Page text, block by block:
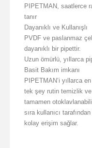
PIPETMAN, saatlerce
tanır
Dayanıklı ve Kullanışlı
PVDF ve paslanmaz
dayanıklı bir pipettir.
Uzun ömürlü, yıllarca
Basit Bakım imkanı
PIPETMAN’i yıllarca
tek şey rutin temizlik ve
tamamen
sıra kullanıcı
kolay erişim sağlar.